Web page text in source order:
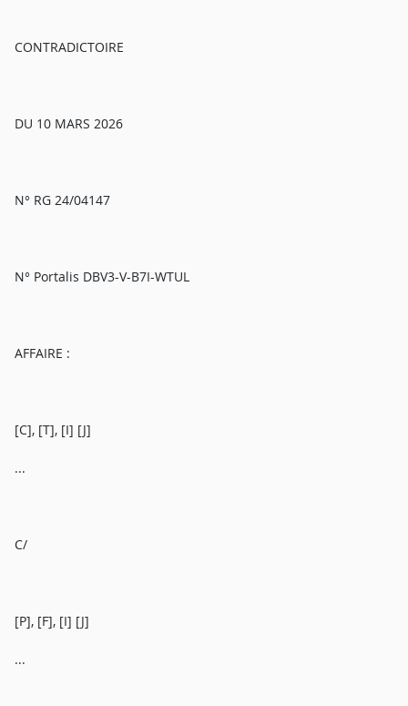
CONTRADICTOIRE
DU 10 MARS 2026
N° RG 24/04147
N° Portalis DBV3-V-B7I-WTUL
AFFAIRE :
[C], [T], [I] [J]
...
C/
[P], [F], [I] [J]
...